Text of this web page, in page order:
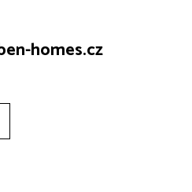
homes.cz